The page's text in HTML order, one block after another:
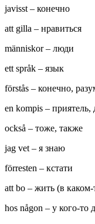
javisst – конечно
att gilla – нравиться
människor – люди
ett språk – язык
förstås – конечно,
en kompis – приятель,
också – тоже, также
jag vet – я знаю
förresten – кстати
att bo – жить (в каком-
hos någon – у кого-то